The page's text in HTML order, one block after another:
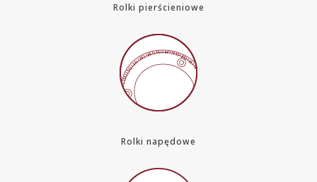
Rolki pierścieniowe
Rolki napędowe